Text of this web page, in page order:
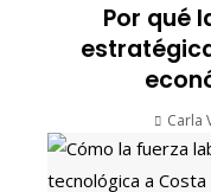
Por qué
Carla